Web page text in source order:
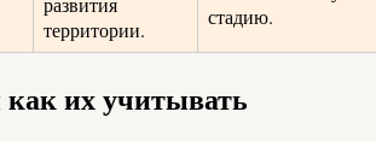
территории.
стадию.
их учитывать